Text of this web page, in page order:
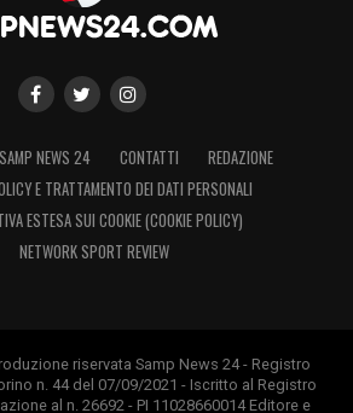
NEWS 24 CONTATTI
REDAZIONE
E TRATTAMENTO DEI DATI PERSONALI
ESTESA SUI COOKIE (COOKIE POLICY)
NETWORK SPORT REVIEW
riservata Samp News 24 - Registro
n. 44 del 07/09/2021 - Iscritto al Registro
al n. 26692 - PI 11028660014 Editore e